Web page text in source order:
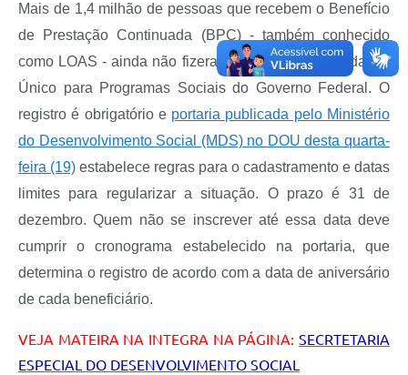
Mais de 1,4 milhão de pessoas que recebem o Benefício
de Prestação Continuada (BPC) - também conhecido
como LOAS - ainda não fizeram a inscrição no Cadastro
Único para Programas Sociais do Governo Federal. O
registro é obrigatório e portaria publicada pelo Ministério
do Desenvolvimento Social (MDS) no DOU desta quarta-
feira (19) estabelece regras para o cadastramento e datas
limites para regularizar a situação. O prazo é 31 de
dezembro. Quem não se inscrever até essa data deve
cumprir o cronograma estabelecido na portaria, que
determina o registro de acordo com a data de aniversário
de cada beneficiário.
VEJA MATEIRA NA INTEGRA NA PÁGINA: SECRTETARIA
ESPECIAL DO DESENVOLVIMENTO SOCIAL